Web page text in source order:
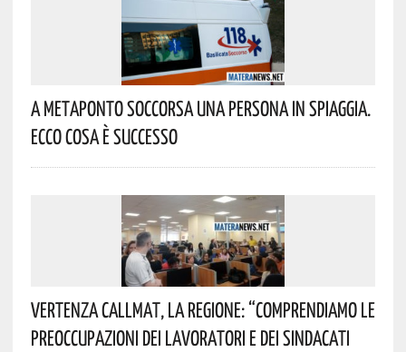
A Metaponto Soccorsa Una Persona In Spiaggia.
Ecco Cosa È Successo
Vertenza CallMat, La Regione: “comprendiamo Le
Preoccupazioni Dei Lavoratori E Dei Sindacati